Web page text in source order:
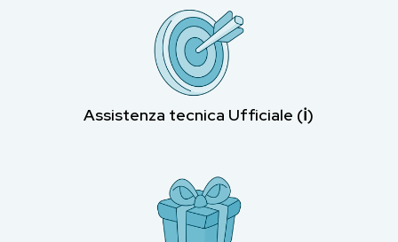
Assistenza tecnica Ufficiale (ℹ︎)